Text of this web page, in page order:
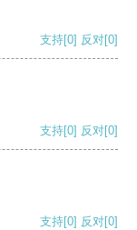
支持[0] 反对[0]
支持[0] 反对[0]
支持[0] 反对[0]